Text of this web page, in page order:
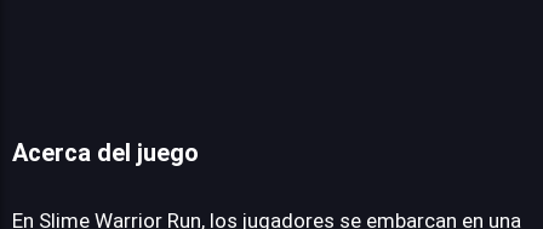
Acerca del juego
En Slime Warrior Run, los jugadores se embarcan en una